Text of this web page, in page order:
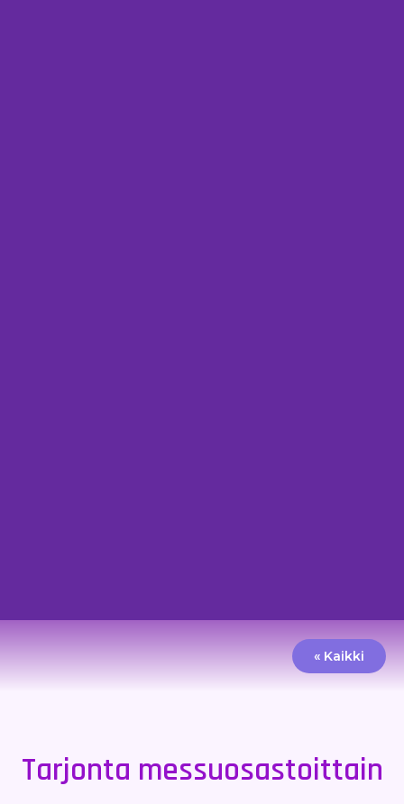
« Kaikki
Tarjonta messuosastoittain